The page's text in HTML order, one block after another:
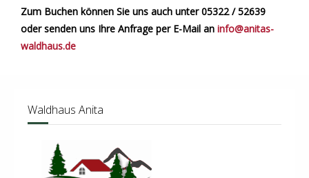
Zum Buchen können Sie uns auch unter 05322 / 52639
oder senden uns Ihre Anfrage per E-Mail an info@anitas-
waldhaus.de
Waldhaus Anita